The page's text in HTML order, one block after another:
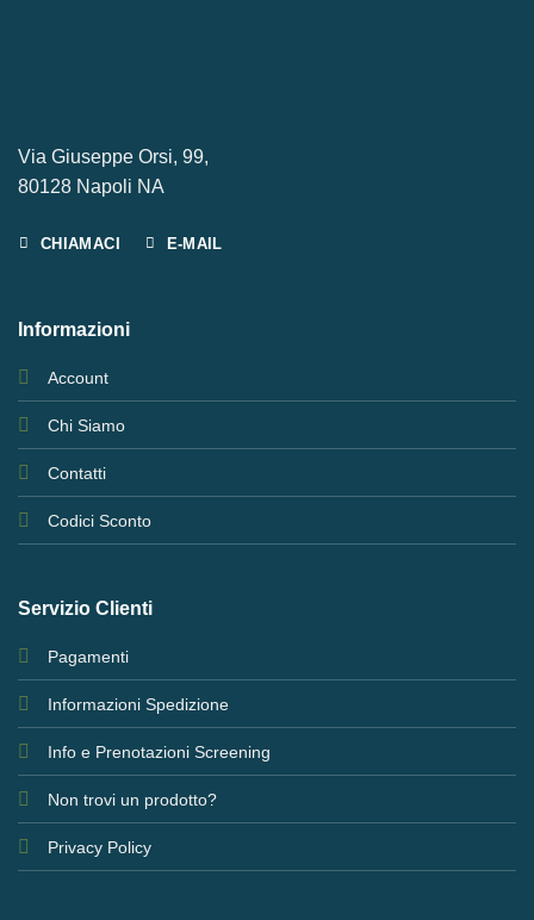
Via Giuseppe Orsi, 99,
80128 Napoli NA
CHIAMACI E-MAIL
Informazioni
Account
Chi Siamo
Contatti
Codici Sconto
Servizio Clienti
Pagamenti
Informazioni Spedizione
Info e Prenotazioni Screening
Non trovi un prodotto?
Privacy Policy